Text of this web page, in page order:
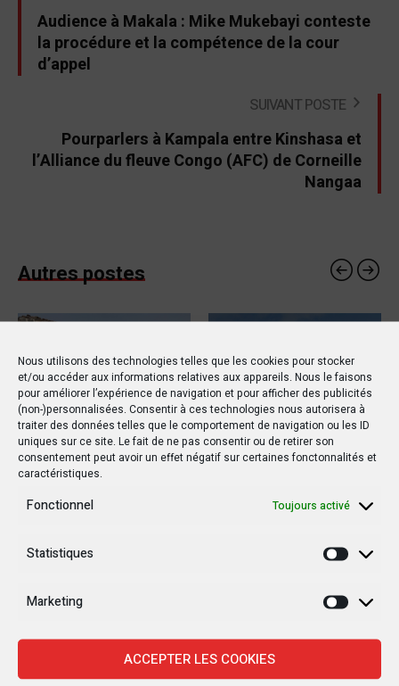
Nous utilisons des technologies telles que les cookies pour stocker
et/ou accéder aux informations relatives aux appareils. Nous le faisons
pour améliorer l’expérience de navigation et pour afficher des publicités
(non-)personnalisées. Consentir à ces technologies nous autorisera à
traiter des données telles que le comportement de navigation ou les ID
uniques sur ce site. Le fait de ne pas consentir ou de retirer son
consentement peut avoir un effet négatif sur certaines fonctonnalités et
caractéristiques.
Fonctionnel Toujours activé
Statistiques
Marketing
ACCEPTER LES COOKIES
Audience à Makala : Mike Mukebayi conteste
la procédure et la compétence de la cour
d’appel
SUIVANT POSTE
Pourparlers à Kampala entre Kinshasa et
l’Alliance du fleuve Congo (AFC) de Corneille
Nangaa
Autres postes
15 MARS 2019
RDC : Un rapport de l’ONU
détaille les horreurs de
20 OCTOBRE 2019
étranger flotte au Sud-